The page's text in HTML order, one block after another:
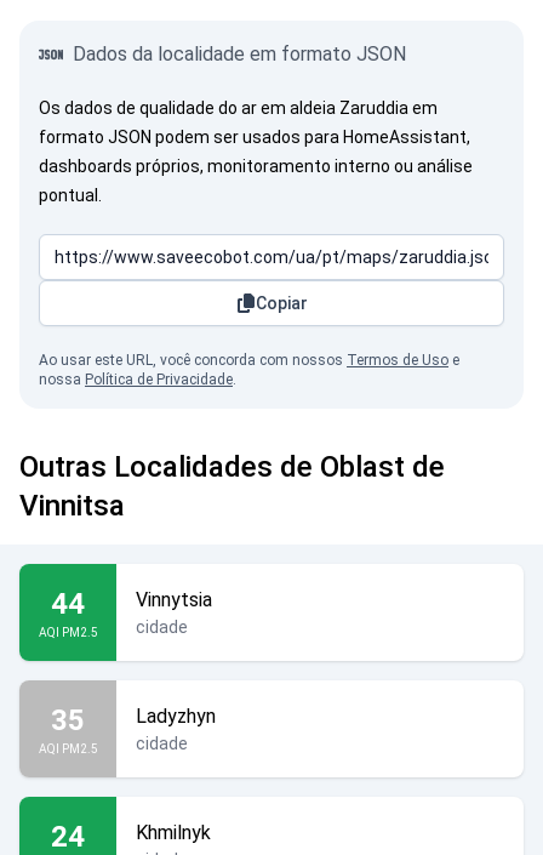
Dados da localidade em formato JSON
Os dados de qualidade do ar em aldeia Zaruddia em
formato JSON podem ser usados para HomeAssistant,
dashboards próprios, monitoramento interno ou análise
pontual.
Copiar
Ao usar este URL, você concorda com nossos Termos de Uso e
nossa Política de Privacidade.
Outras Localidades de Oblast de
Vinnitsa
44
AQI PM2.5
Vinnytsia
cidade
35
AQI PM2.5
Ladyzhyn
cidade
24 Khmilnyk